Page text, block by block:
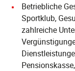
Betriebliche
Sportklub,
zahlreiche